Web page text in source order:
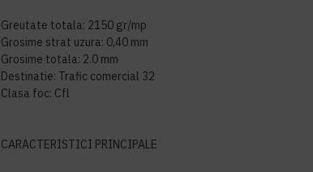
Greutate totala: 2150 gr/mp
Grosime strat uzura: 0,40 mm
Grosime totala: 2.0 mm
Destinatie: Trafic comercial 32
Clasa foc: Cfl
CARACTERISTICI PRINCIPALE